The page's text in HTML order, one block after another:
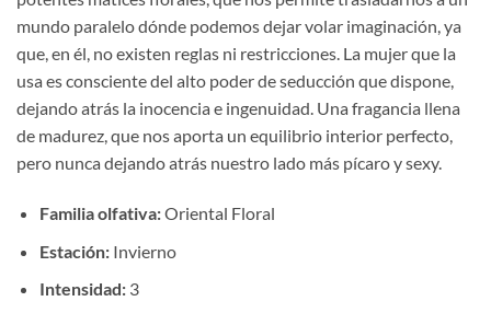
desde
€10,00
hasta
€17,00
mundo paralelo dónde podemos dejar volar imaginación, ya
que, en él, no existen reglas ni restricciones. La mujer que la
usa es consciente del alto poder de seducción que dispone,
dejando atrás la inocencia e ingenuidad. Una fragancia llena
de madurez, que nos aporta un equilibrio interior perfecto,
pero nunca dejando atrás nuestro lado más pícaro y sexy.
Familia olfativa:Oriental Floral
Estación:Invierno
Intensidad:3